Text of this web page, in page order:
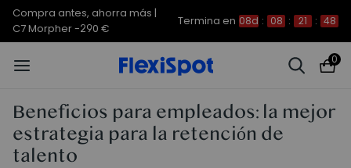
Compra antes, ahorra más |
C7 Morpher -290 €
Termina en 08d : 08 : 21 : 48
0
Beneficios para empleados: la mejor
estrategia para la retención de
talento